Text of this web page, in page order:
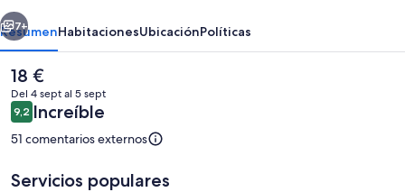
Siguiente
7+
ResumenHabitacionesUbicaciónPolíticas
El
precio
actual
es
de
18 €
Del 4 sept al 5 sept
Comentarios
9,29,2 de 10
Increíble
51 comentarios externos
Servicios populares